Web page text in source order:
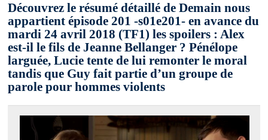
Découvrez le résumé détaillé de Demain nous
appartient épisode 201 -s01e201- en avance du
mardi 24 avril 2018 (TF1) les spoilers : Alex
est-il le fils de Jeanne Bellanger ? Pénélope
larguée, Lucie tente de lui remonter le moral
tandis que Guy fait partie d’un groupe de
parole pour hommes violents